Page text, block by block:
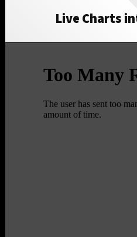
Live Charts